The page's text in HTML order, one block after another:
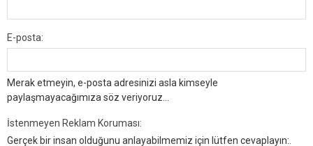
E-posta:
Merak etmeyin, e-posta adresinizi asla kimseyle
paylaşmayacağımıza söz veriyoruz...
İstenmeyen Reklam Koruması:
Gerçek bir insan olduğunu anlayabilmemiz için lütfen cevaplayın:.